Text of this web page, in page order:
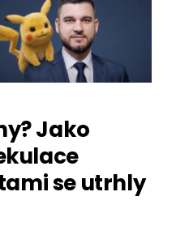
Jako
se utrhly